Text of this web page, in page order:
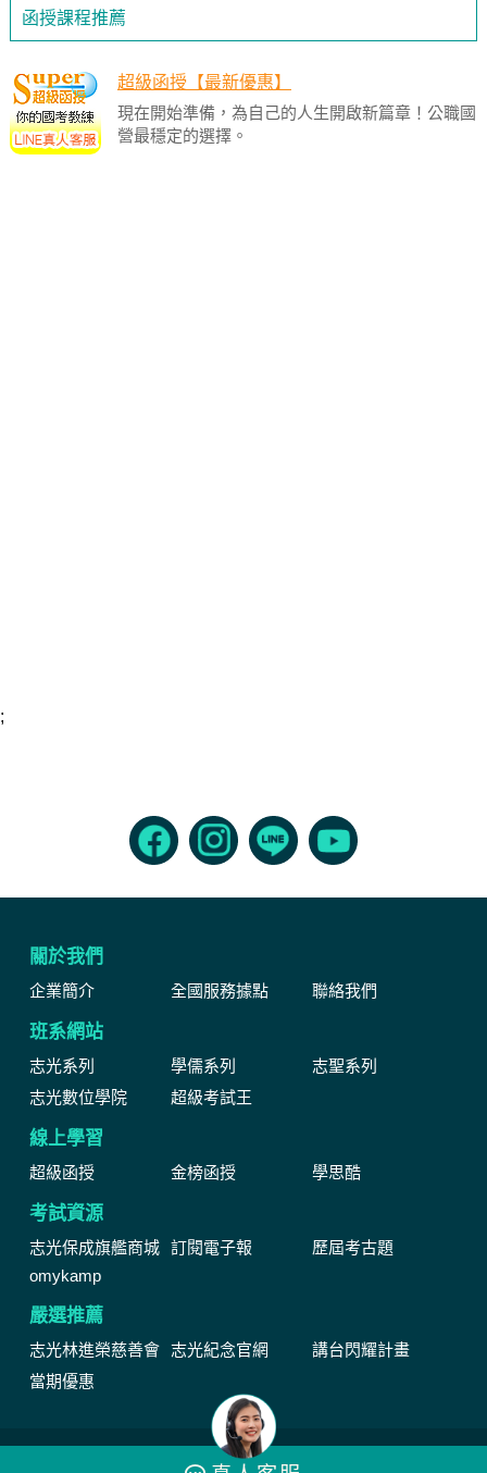
函授課程推薦
超級函授【最新優惠】
現在開始準備，為自己的人生開啟新篇章！公職國
營最穩定的選擇。
;
關於我們
企業簡介 全國服務據點 聯絡我們
班系網站
志光系列 學儒系列
志聖系列
志光數位學院
超級考試王
線上學習
超級函授 金榜函授 學思酷
考試資源
志光保成旗艦商城 訂閱電子報
歷屆考古題
omykamp
嚴選推薦
志光林進榮慈善會 志光紀念官網
講台閃耀計畫
當期優惠
網站由公職王數位行銷(股)公司維運管理著作權所有 Copyright © by